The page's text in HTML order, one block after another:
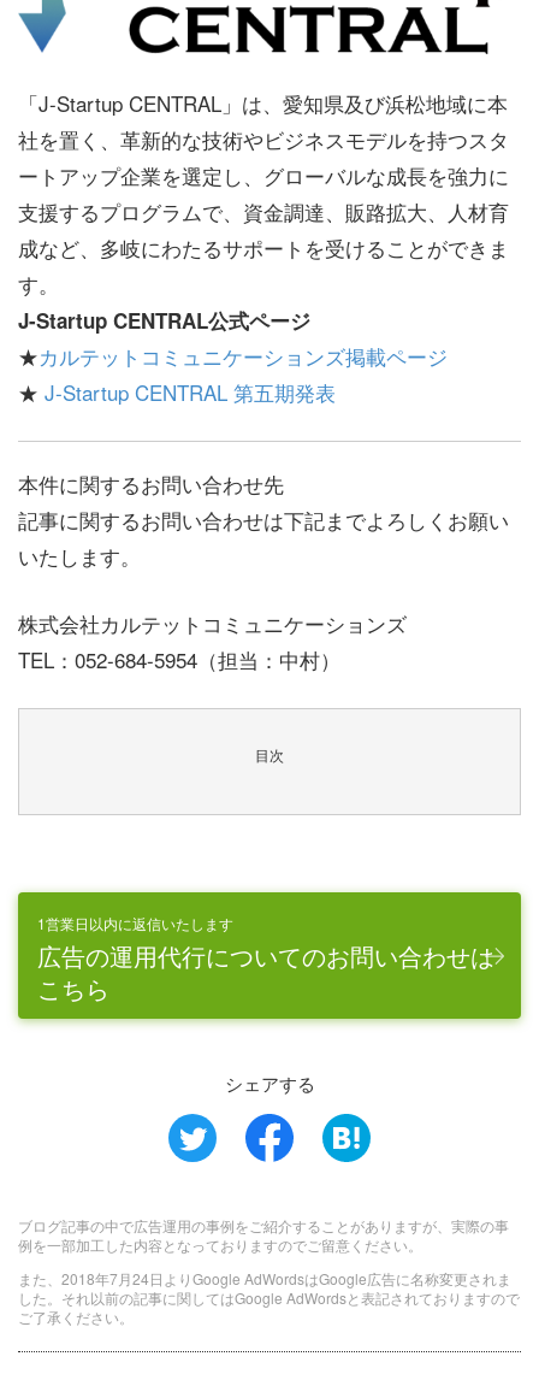
「J-Startup CENTRAL」は、愛知県及び浜松地域に本
社を置く、革新的な技術やビジネスモデルを持つスタ
ートアップ企業を選定し、グローバルな成長を強力に
支援するプログラムで、資金調達、販路拡大、人材育
成など、多岐にわたるサポートを受けることができま
す。
J-Startup CENTRAL公式ページ
★カルテットコミュニケーションズ掲載ページ
★ J-Startup CENTRAL 第五期発表
本件に関するお問い合わせ先
記事に関するお問い合わせは下記までよろしくお願い
いたします。
株式会社カルテットコミュニケーションズ
TEL：052-684-5954（担当：中村）
目次
1営業日以内に返信いたします
広告の運用代行についてのお問い合わせは
こちら
シェアする
ブログ記事の中で広告運用の事例をご紹介することがありますが、実際の事
例を一部加工した内容となっておりますのでご留意ください。
また、2018年7月24日よりGoogle AdWordsはGoogle広告に名称変更されま
した。それ以前の記事に関してはGoogle AdWordsと表記されておりますので
ご了承ください。